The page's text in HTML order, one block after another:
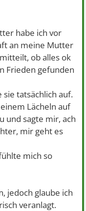
habe ich vor
an meine Mutter
ob alles ok
Frieden gefunden
tatsächlich auf.
Lächeln auf
und sagte mir, ach
mir geht es
mich so
jedoch glaube ich
veranlagt.